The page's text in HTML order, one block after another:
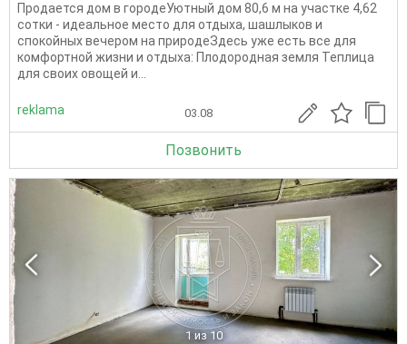
Продается дом в городеУютный дом 80,6 м на участке 4,62
сотки - идеальное место для отдыха, шашлыков и
спокойных вечером на природеЗдесь уже есть все для
комфортной жизни и отдыха: Плодородная земля Теплица
для своих овощей и...
reklama 03.08
Позвонить
1 из 10